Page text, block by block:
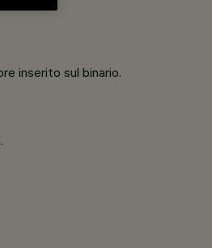
inserito sul binario.